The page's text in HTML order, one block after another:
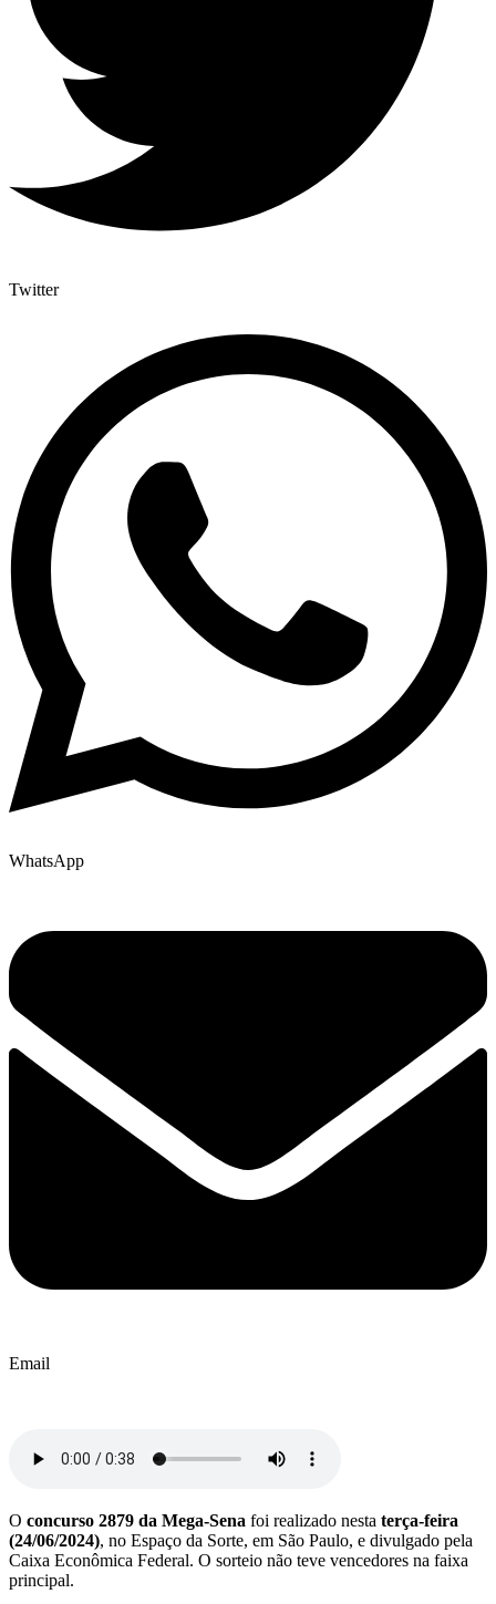
Twitter
WhatsApp
Email
O concurso 2879 da Mega-Sena foi realizado nesta terça-feira
(24/06/2024), no Espaço da Sorte, em São Paulo, e divulgado pela
Caixa Econômica Federal. O sorteio não teve vencedores na faixa
principal.